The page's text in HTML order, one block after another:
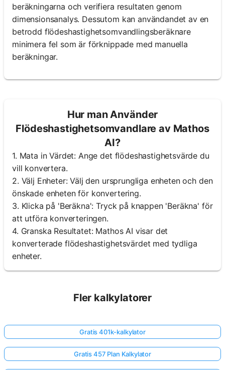
beräkningarna och verifiera resultaten genom
dimensionsanalys. Dessutom kan användandet av en
betrodd flödeshastighetsomvandlingsberäknare
minimera fel som är förknippade med manuella
beräkningar.
Hur man Använder
Flödeshastighetsomvandlare av Mathos
AI?
1. Mata in Värdet: Ange det flödeshastighetsvärde du
vill konvertera.
2. Välj Enheter: Välj den ursprungliga enheten och den
önskade enheten för konvertering.
3. Klicka på 'Beräkna': Tryck på knappen 'Beräkna' för
att utföra konverteringen.
4. Granska Resultatet: Mathos AI visar det
konverterade flödeshastighetsvärdet med tydliga
enheter.
Fler kalkylatorer
Gratis 401k-kalkylator
Gratis 457 Plan Kalkylator